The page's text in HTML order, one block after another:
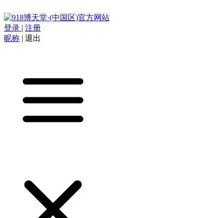
登录 | 注册
昵称 | 退出